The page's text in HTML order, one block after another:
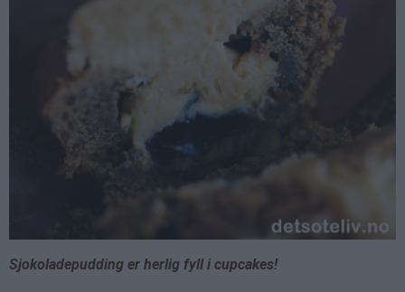
Sjokoladepudding er herlig fyll i cupcakes!